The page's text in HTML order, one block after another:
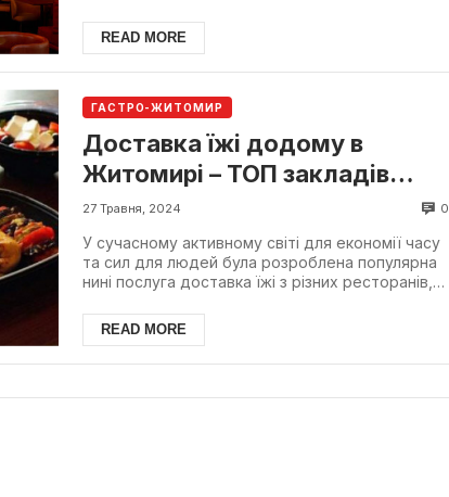
READ MORE
ГАСТРО-ЖИТОМИР
Доставка їжі додому в
Житомирі – ТОП закладів
міста
27 Травня, 2024 0
У сучасному активному світі для економії часу
та сил для людей була розроблена популярна
нині послуга доставка їжі з різних ресторанів,
READ MORE